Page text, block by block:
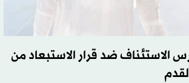
الاستئناف ضد قرار الاستبعاد من